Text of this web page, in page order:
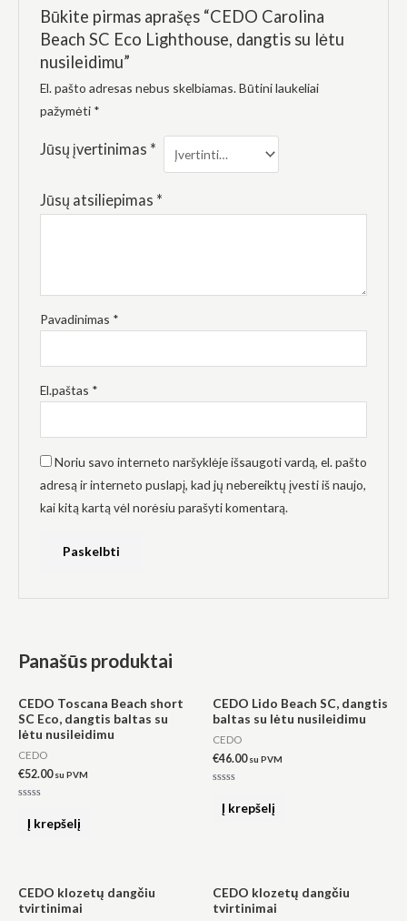
Būkite pirmas aprašęs “CEDO Carolina
Beach SC Eco Lighthouse, dangtis su lėtu
nusileidimu”
El. pašto adresas nebus skelbiamas. Būtini laukeliai
pažymėti *
Jūsų įvertinimas *
Jūsų atsiliepimas *
Pavadinimas *
El.paštas *
Noriu savo interneto naršyklėje išsaugoti vardą, el. pašto
adresą ir interneto puslapį, kad jų nebereiktų įvesti iš naujo,
kai kitą kartą vėl norėsiu parašyti komentarą.
Panašūs produktai
CEDO Toscana Beach short
SC Eco, dangtis baltas su
lėtu nusileidimu
CEDO
€52.00 su PVM
Į krepšelį
CEDO Lido Beach SC, dangtis
baltas su lėtu nusileidimu
CEDO
€46.00 su PVM
Į krepšelį
CEDO klozetų dangčiu
tvirtinimai
CEDO klozetų dangčiu
tvirtinimai